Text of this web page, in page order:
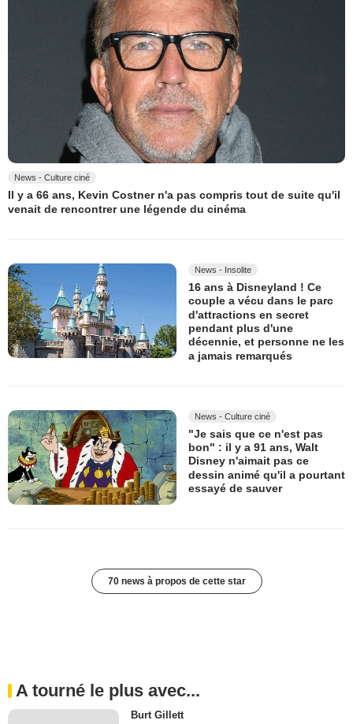
News - Culture ciné
Il y a 66 ans, Kevin Costner n'a pas compris tout de suite qu'il
venait de rencontrer une légende du cinéma
News - Insolite
16 ans à Disneyland ! Ce
couple a vécu dans le parc
d'attractions en secret
pendant plus d'une
décennie, et personne ne les
a jamais remarqués
News - Culture ciné
"Je sais que ce n'est pas
bon" : il y a 91 ans, Walt
Disney n'aimait pas ce
dessin animé qu'il a pourtant
essayé de sauver
70 news à propos de cette star
A tourné le plus avec...
Burt Gillett